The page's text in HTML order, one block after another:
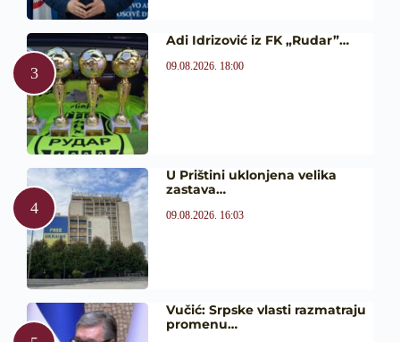
Adi Idrizović iz FK „Rudar”…
09.08.2026. 18:00
U Prištini uklonjena velika
zastava…
09.08.2026. 16:03
Vučić: Srpske vlasti razmatraju
promenu…